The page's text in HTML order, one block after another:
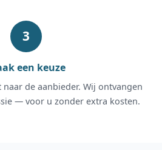
een keuze
de aanbieder. Wij ontvangen
— voor u zonder extra kosten.